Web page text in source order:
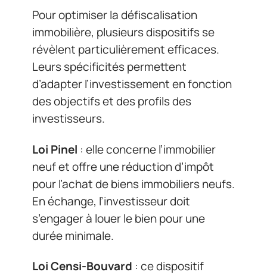
Pour optimiser la défiscalisation
immobilière, plusieurs dispositifs se
révèlent particulièrement efficaces.
Leurs spécificités permettent
d’adapter l’investissement en fonction
des objectifs et des profils des
investisseurs.
Loi Pinel : elle concerne l’immobilier
neuf et offre une réduction d’impôt
pour l’achat de biens immobiliers neufs.
En échange, l’investisseur doit
s’engager à louer le bien pour une
durée minimale.
Loi Censi-Bouvard : ce dispositif